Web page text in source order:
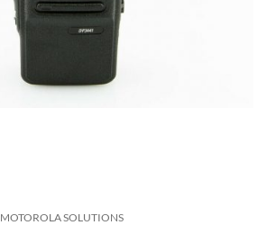
MOTOROLA SOLUTIONS